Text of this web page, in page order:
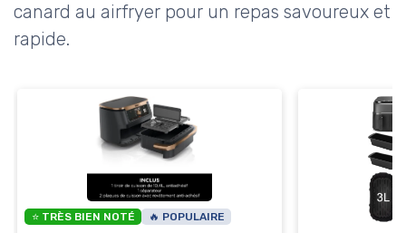
canard au airfryer pour un repas savoureux et
rapide.
⭐ TRÈS BIEN NOTÉ 🔥 POPULAIRE